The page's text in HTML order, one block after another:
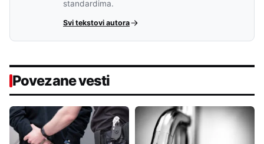
standardima.
Svi tekstovi autora
Povezane vesti